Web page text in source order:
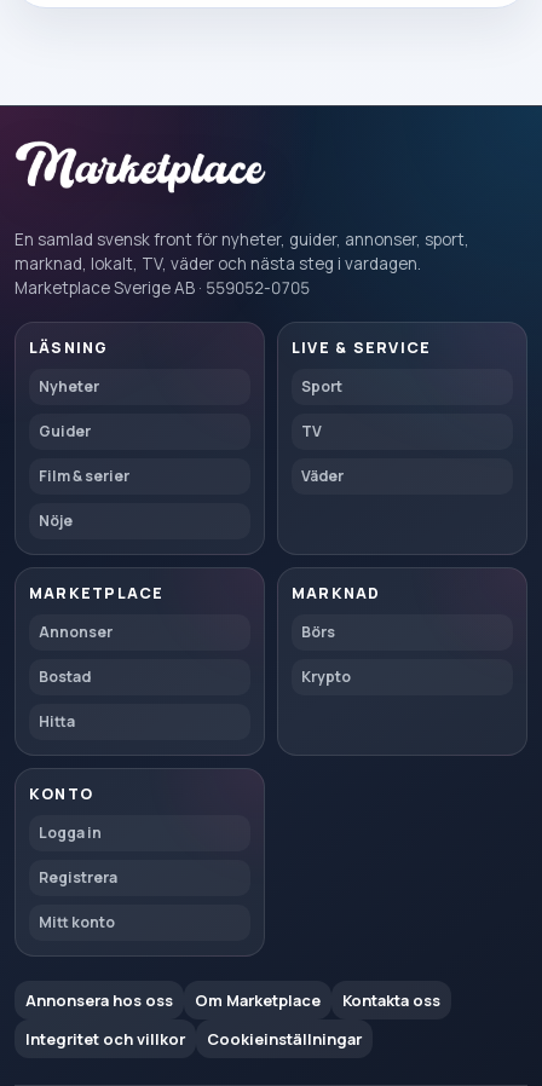
En samlad svensk front för nyheter, guider, annonser, sport,
marknad, lokalt, TV, väder och nästa steg i vardagen.
Marketplace Sverige AB · 559052-0705
LÄSNING
Nyheter
Guider
Film & serier
Nöje
LIVE & SERVICE
Sport
TV
Väder
MARKETPLACE
Annonser
Bostad
Hitta
MARKNAD
Börs
Krypto
KONTO
Logga in
Registrera
Mitt konto
Annonsera hos oss Om Marketplace
Kontakta oss
Integritet och villkor
Cookieinställningar